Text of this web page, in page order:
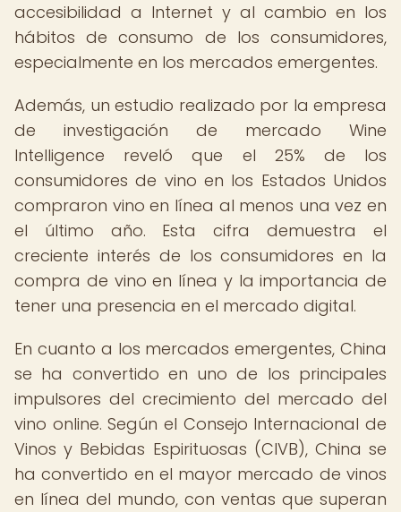
accesibilidad a Internet y al cambio en los
hábitos de consumo de los consumidores,
especialmente en los mercados emergentes.
Además, un estudio realizado por la empresa
de investigación de mercado Wine
Intelligence reveló que el 25% de los
consumidores de vino en los Estados Unidos
compraron vino en línea al menos una vez en
el último año. Esta cifra demuestra el
creciente interés de los consumidores en la
compra de vino en línea y la importancia de
tener una presencia en el mercado digital.
En cuanto a los mercados emergentes, China
se ha convertido en uno de los principales
impulsores del crecimiento del mercado del
vino online. Según el Consejo Internacional de
Vinos y Bebidas Espirituosas (CIVB), China se
ha convertido en el mayor mercado de vinos
en línea del mundo, con ventas que superan